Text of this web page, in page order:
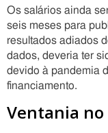
Os salários ainda
seis meses para
resultados adiados
dados, deveria ter
devido à pandemia
financiamento.
Ventania